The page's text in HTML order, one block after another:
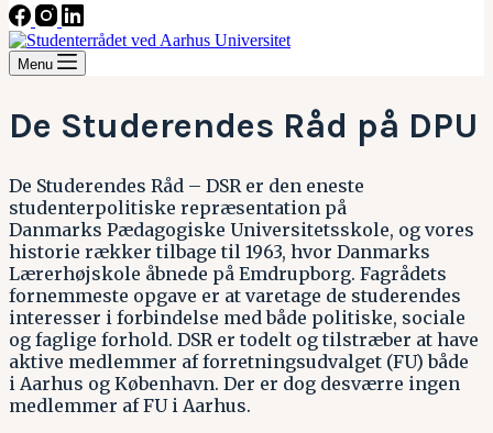
Menu
De Studerendes Råd på DPU
De Studerendes Råd – DSR er den eneste
studenterpolitiske repræsentation på
Danmarks Pædagogiske Universitetsskole, og vores
historie rækker tilbage til 1963, hvor Danmarks
Lærerhøjskole åbnede på Emdrupborg. Fagrådets
fornemmeste opgave er at varetage de studerendes
interesser i forbindelse med både politiske, sociale
og faglige forhold. DSR er todelt og tilstræber at have
aktive medlemmer af forretningsudvalget (FU) både
i Aarhus og København. Der er dog desværre ingen
medlemmer af FU i Aarhus.